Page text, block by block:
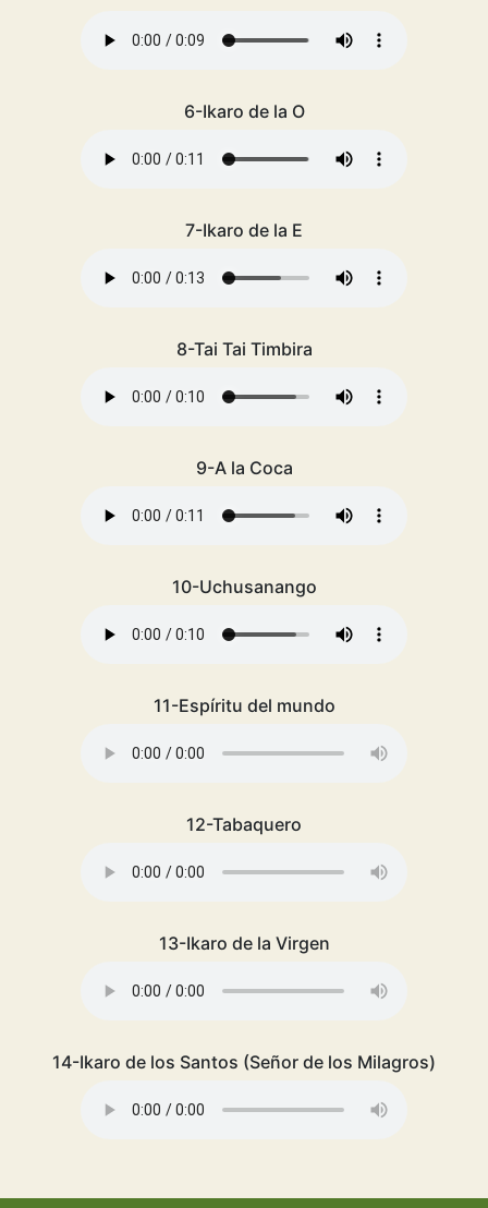
6-Ikaro de la O
7-Ikaro de la E
8-Tai Tai Timbira
9-A la Coca
10-Uchusanango
11-Espíritu del mundo
12-Tabaquero
13-Ikaro de la Virgen
14-Ikaro de los Santos (Señor de los Milagros)